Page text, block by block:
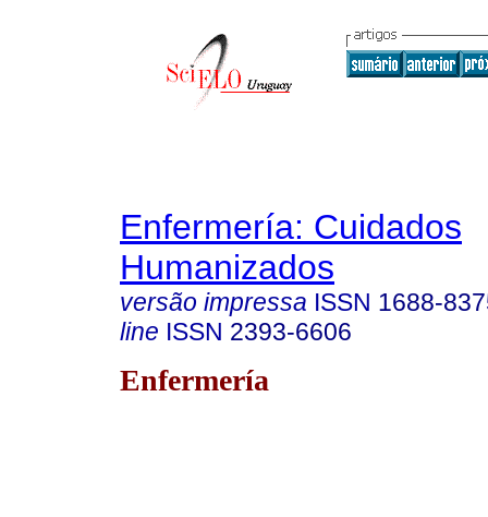
Enfermería: Cuidados
Humanizados
versão impressa ISSN 1688-
line ISSN 2393-6606
Enfermería